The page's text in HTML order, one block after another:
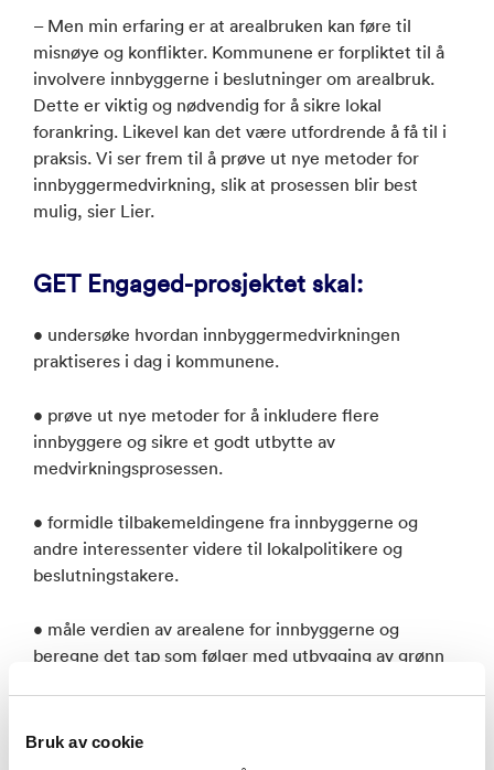
Bruk av cookie
– Men min erfaring er at arealbruken kan føre til
misnøye og konflikter. Kommunene er forpliktet til å
involvere innbyggerne i beslutninger om arealbruk.
Dette er viktig og nødvendig for å sikre lokal
forankring. Likevel kan det være utfordrende å få til i
praksis. Vi ser frem til å prøve ut nye metoder for
innbyggermedvirkning, slik at prosessen blir best
mulig, sier Lier.
GET Engaged-prosjektet skal:
• undersøke hvordan innbyggermedvirkningen
praktiseres i dag i kommunene.
• prøve ut nye metoder for å inkludere flere
innbyggere og sikre et godt utbytte av
medvirkningsprosessen.
• formidle tilbakemeldingene fra innbyggerne og
andre interessenter videre til lokalpolitikere og
beslutningstakere.
• måle verdien av arealene for innbyggerne og
beregne det tap som følger med utbygging av grønn
• undersøke hvordan kompensasjoner som tilbys
berørte naboer påvirker opplevelsen av sosial